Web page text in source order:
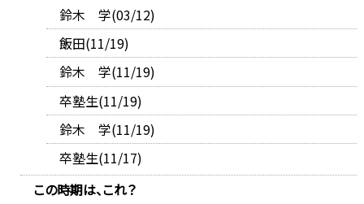
鈴木 学(03/12)
飯田(11/19)
鈴木 学(11/19)
卒塾生(11/19)
鈴木 学(11/19)
卒塾生(11/17)
この時期は、これ？